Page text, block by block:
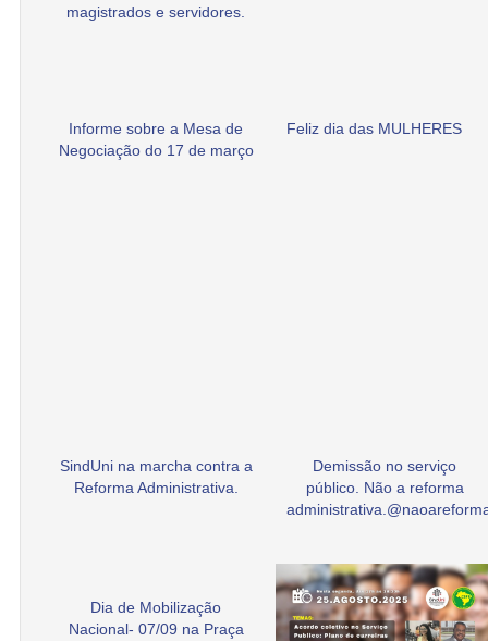
magistrados e servidores.
Informe sobre a Mesa de
Negociação do 17 de março
Feliz dia das MULHERES
SindUni na marcha contra a
Reforma Administrativa.
Demissão no serviço
público. Não a reforma
Dia de Mobilização
Nacional- 07/09 na Praça